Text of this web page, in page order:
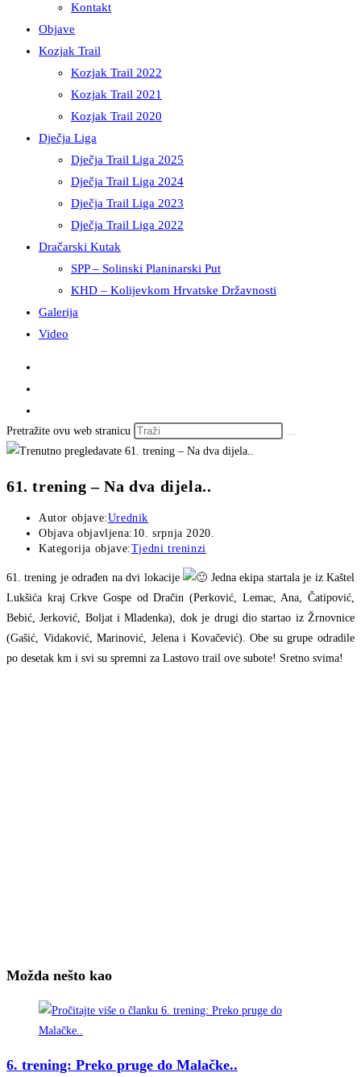
Kontakt
Objave
Kozjak Trail
Kozjak Trail 2022
Kozjak Trail 2021
Kozjak Trail 2020
Dječja Liga
Dječja Trail Liga 2025
Dječja Trail Liga 2024
Dječja Trail Liga 2023
Dječja Trail Liga 2022
Dračarski Kutak
SPP – Solinski Planinarski Put
KHD – Kolijevkom Hrvatske Državnosti
Galerija
Video
Pretražite ovu web stranicu
61. trening – Na dva dijela..
Autor objave:Urednik
Objava objavljena: 10. srpnja 2020.
Kategorija objave:Tjedni treninzi
61. trening je odrađen na dvi lokacije
Jedna ekipa startala je iz Kaštel
Lukšića kraj Crkve Gospe od Dračin (Perković, Lemac, Ana, Čatipović,
Bebić, Jerković, Boljat i Mladenka), dok je drugi dio startao iz Žrnovnice
(Gašić, Vidaković, Marinović, Jelena i Kovačević). Obe su grupe odradile
po desetak km i svi su spremni za Lastovo trail ove subote! Sretno svima!
Možda nešto kao
6. trening: Preko pruge do Malačke..